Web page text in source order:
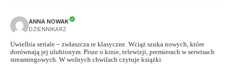
ANNA NOWAK
DZIENNIKARZ
Uwielbia seriale – zwłaszcza te klasyczne. Wciąż szuka nowych, które
dorównają jej ulubionym. Pisze o kinie, telewizji, premierach w serwisach
streamingowych. W wolnych chwilach czytuje książki.